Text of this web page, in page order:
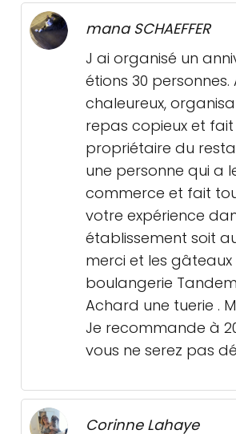
mana SCHAEFFER
J ai organisé un
étions 30 personnes.
chaleureux,
repas copieux et fait
propriétaire du
une personne qui a
commerce et fait
votre expérience
établissement soit
merci et les gâteaux
boulangerie
Achard une tuerie .
Je recommande à
vous ne serez pas
Corinne Lahaye